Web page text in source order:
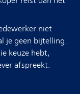
niet
je geen bijtelling.
keuze hebt,
afspreekt.